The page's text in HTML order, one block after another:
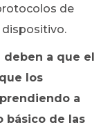
de
a que el
los
a
básico de las